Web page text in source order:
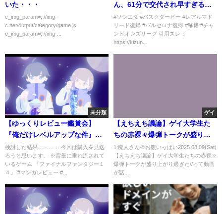
いた・・・
c_img_param=; //img-
c.net/output/category/game.js
c_img_param=; //img-...
ん、61分で交代され早すぎると
疑問の声が殺到
#ソシエダ #バスクダービー #レアルマド
リード復帰 #バルセロナ復帰 #移籍 #チャ
ンピオンズリーグ 引用スレ：
https://kizun...
未分類
【ゆっくりレビュー鑑賞会】
『俺だけレベルアップな件』
（piccomics）の密林レビュー
を見て購入を検討してみようと
思います
検討した結果………… 今回は購入を見送
ろうと思います。 ※背景に垂れ流されて
いるゲーム 『ファイナルファンタジー１
４』 #マンガレビュー #...
ゲイ
【えちえち議論】ゲイ大学生た
ちの赤裸々爆弾トークが盛り上
がり過ぎた//
1:廃人さん＠お腹いっぱい2025.08.09(Sat)
【えちえち議論】ゲイ大学生たちの赤裸々
爆弾トークが盛り上がり過ぎた//って動画
が話...